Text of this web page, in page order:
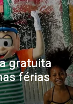
gratuita
férias